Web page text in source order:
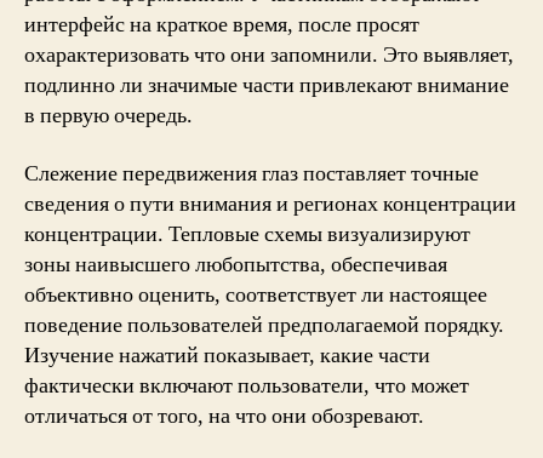
интерфейс на краткое время, после просят
охарактеризовать что они запомнили. Это выявляет,
подлинно ли значимые части привлекают внимание
в первую очередь.
Слежение передвижения глаз поставляет точные
сведения о пути внимания и регионах концентрации
концентрации. Тепловые схемы визуализируют
зоны наивысшего любопытства, обеспечивая
объективно оценить, соответствует ли настоящее
поведение пользователей предполагаемой порядку.
Изучение нажатий показывает, какие части
фактически включают пользователи, что может
отличаться от того, на что они обозревают.